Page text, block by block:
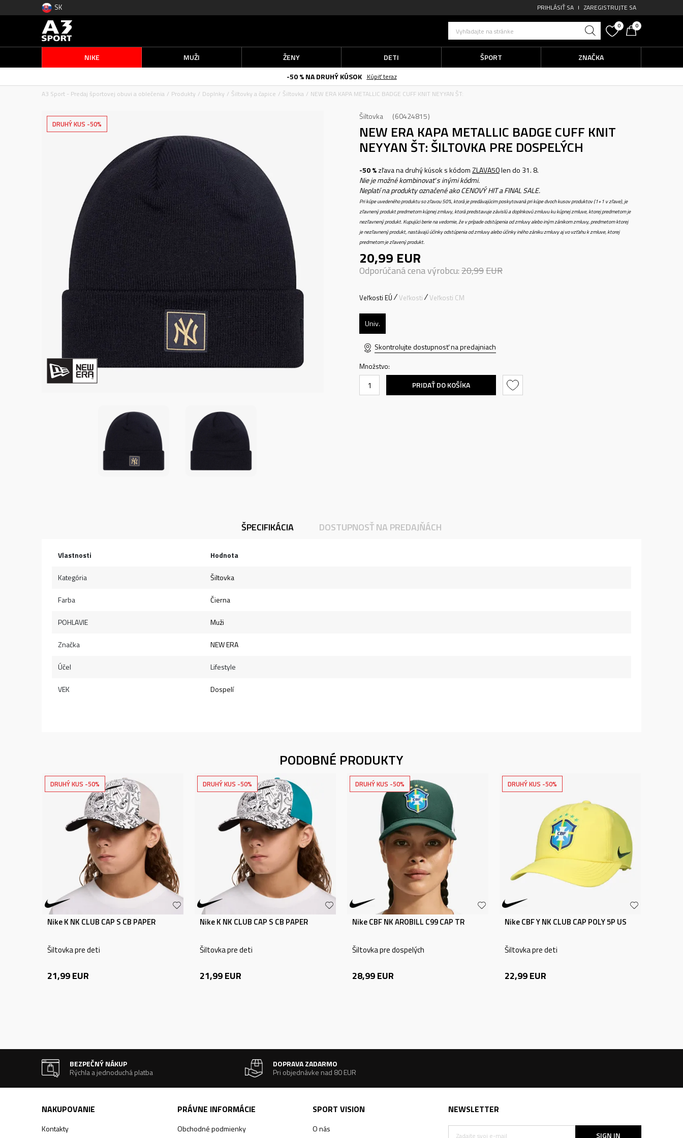
SK PRIHLÁSIŤ SA ZAREGISTRUJTE SA
Vyhľadajte na stránke
0 0
NIKE MUŽI ŽENY DETI ŠPORT
ZNAČKA
-50 % NA DRUHÝ KÚSOK
Kúpiť teraz
A3 Sport - Predaj športovej obuvi a oblečenia
Produkty Doplnky Šiltovky a čapice Šiltovka NEW ERA KAPA METALLIC BADGE CUFF KNIT NEYYAN ŠT:
DRUHÝ KUS -50%
Šiltovka 60424815
NEW ERA KAPA METALLIC BADGE CUFF KNIT
NEYYAN ŠT: ŠILTOVKA PRE DOSPELÝCH
-50 %zľava na druhý kúsok s kódomZLAVA50len do 31. 8.
Nie je možné kombinovať s inými kódmi.
Neplatí na produkty označené ako CENOVÝ HIT a FINAL SALE.
Pri kúpe uvedeného produktu so zľavou 50%, ktorá je predávajúcim poskytovaná pri kúpe dvoch kusov produktov (1+1 v zľave), je
zľavnený produkt predmetom kúpnej zmluvy, ktorá predstavuje závislú a doplnkovú zmluvu ku kúpnej zmluve, ktorej predmetom je
nezľavnený produkt. Kupujúci berie na vedomie, že v prípade odstúpenia od zmluvy alebo iným zánikom zmluvy, predmetom ktorej
je nezľavnený produkt, nastávajú účinky odstúpenia od zmluvy alebo účinky iného zániku zmluvy aj vo vzťahu k zmluve, ktorej
predmetom je zľavený produkt.
20,99 EUR
Odporúčaná cena výrobcu:20,99EUR
Veľkosti EÚ Veľkosti Veľkosti CM
Univ.
Skontrolujte dostupnosť na predajniach
Množstvo:
PRIDAŤ DO KOŠÍKA
ŠPECIFIKÁCIA DOSTUPNOSŤ NA PREDAJŇÁCH
Vlastnosti Hodnota
Kategória Šiltovka
Farba Čierna
POHLAVIE Muži
Značka NEW ERA
Účel Lifestyle
VEK Dospelí
PODOBNÉ PRODUKTY
DRUHÝ KUS -50%
Nike K NK CLUB CAP S CB PAPER
Šiltovka pre deti
21,99EUR
DRUHÝ KUS -50%
Nike K NK CLUB CAP S CB PAPER
Šiltovka pre deti
21,99EUR
DRUHÝ KUS -50%
Nike CBF NK AROBILL C99 CAP TR
Šiltovka pre dospelých
28,99EUR
DRUHÝ KUS -50%
Nike CBF Y NK CLUB CAP POLY 5P US
Šiltovka pre deti
22,99EUR
BEZPEČNÝ NÁKUP
Rýchla a jednoduchá platba
DOPRAVA ZADARMO
Pri objednávke nad 80 EUR
NAKUPOVANIE
Kontakty
PRÁVNE INFORMÁCIE
Obchodné podmienky
SPORT VISION
O nás
NEWSLETTER
SIGN IN